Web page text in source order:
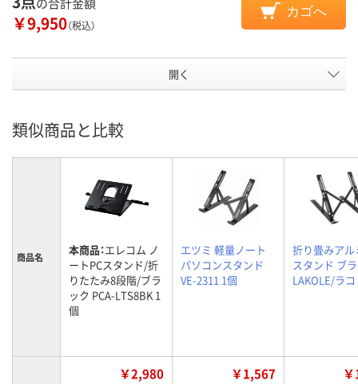
￥9,950（税込）
カゴへ
開く
類似商品と比較
商品名 本商品：エレコム ノ
ートPCスタンド/折
りたたみ8段階/ブラ
ック PCA-LTS8BK 1
個
エツミ 軽量ノート
パソコンスタンド
VE-2311 1個
折り畳みアル
スタンド ブ
LAKOLE/ラ
￥2,980 ￥1,567